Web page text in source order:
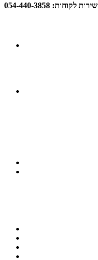
שירות לקוחות: 054-440-3858